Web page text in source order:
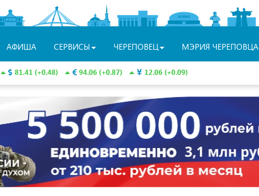
АФИША СЕРВИСЫ ЧЕРЕПОВЕЦ МЭРИЯ ЧЕРЕПОВЦА
81.41 (+0.48) 94.06 (+0.87) 12.06 (+0.09)